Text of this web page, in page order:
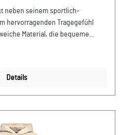
neben seinem sportlich-
hervorragenden Tragegefühl
Material, die bequeme
Bündchen. Abmessungen: 550
Feinwaschmittel verwenden.
Zentrum Niederbayern/Plattling
Details